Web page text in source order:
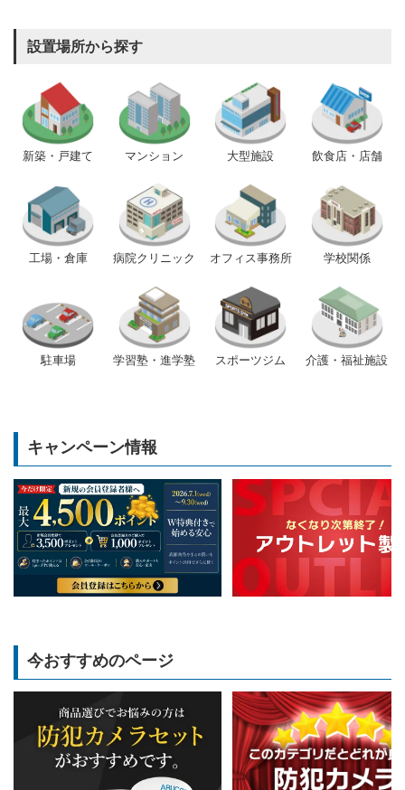
設置場所から探す
新築・戸建て マンション 大型施設 飲食店・店舗
工場・倉庫 病院クリニック オフィス事務所 学校関係
駐車場 学習塾・進学塾 スポーツジム 介護・福祉施設
キャンペーン情報
今おすすめのページ